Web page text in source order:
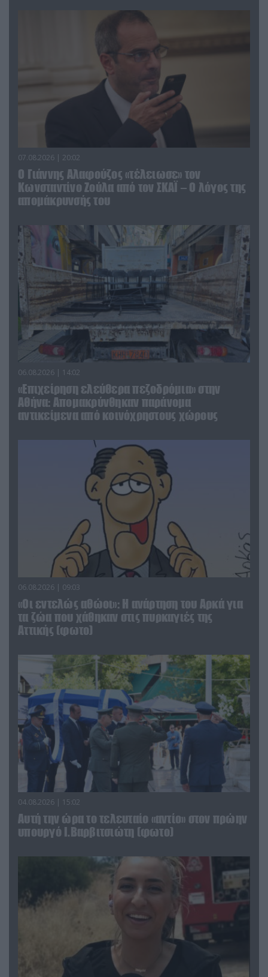
07.08.2026 | 20:02
Ο Γιάννης Αλαφούζος «τέλειωσε» τον
Κωνσταντίνο Ζούλα από τον ΣΚΑΪ – Ο λόγος της
απομάκρυνσής του
06.08.2026 | 14:02
«Επιχείρηση ελεύθερα πεζοδρόμια» στην
Αθήνα: Απομακρύνθηκαν παράνομα
αντικείμενα από κοινόχρηστους χώρους
06.08.2026 | 09:03
«Οι εντελώς αθώοι»: Η ανάρτηση του Αρκά για
τα ζώα που χάθηκαν στις πυρκαγιές της
Αττικής (φωτο)
04.08.2026 | 15:02
Αυτή την ώρα το τελευταίο «αντίο» στον πρώην
υπουργό Ι.Βαρβιτσιώτη (φωτο)